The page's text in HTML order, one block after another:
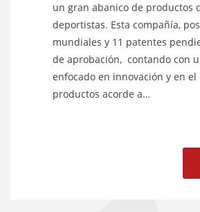
un gran abanico de productos
deportistas. Esta compañía,
mundiales y 11 patentes
de aprobación, contando con
enfocado en innovación y en el
productos acorde a…